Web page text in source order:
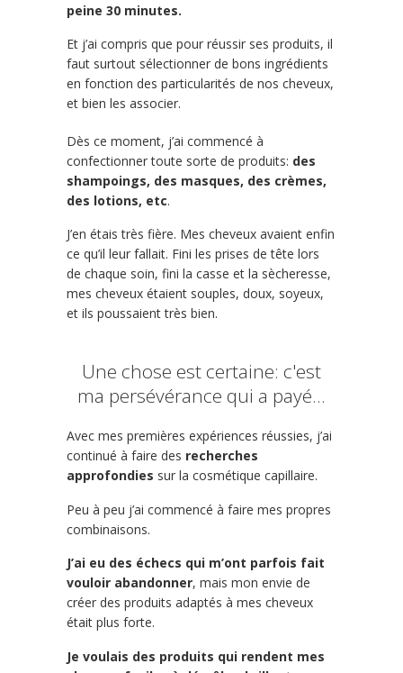
peine 30 minutes.
Et j’ai compris que pour réussir ses produits, il
faut surtout sélectionner de bons ingrédients
en fonction des particularités de nos cheveux,
et bien les associer.
Dès ce moment, j’ai commencé à
confectionner toute sorte de produits: des
shampoings, des masques, des crèmes,
des lotions, etc.
J’en étais très fière. Mes cheveux avaient enfin
ce qu’il leur fallait. Fini les prises de tête lors
de chaque soin, fini la casse et la sècheresse,
mes cheveux étaient souples, doux, soyeux,
et ils poussaient très bien.
Une chose est certaine: c'est
ma persévérance qui a payé...
Avec mes premières expériences réussies, j’ai
continué à faire des recherches
approfondies sur la cosmétique capillaire.
Peu à peu j’ai commencé à faire mes propres
combinaisons.
J’ai eu des échecs qui m’ont parfois fait
vouloir abandonner, mais mon envie de
créer des produits adaptés à mes cheveux
était plus forte.
Je voulais des produits qui rendent mes